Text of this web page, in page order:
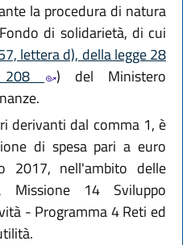
la procedura di natura
di solidarietà, di cui
lettera d), della legge 28
208
) del Ministero
derivanti dal comma 1, è
di spesa pari a euro
2017, nell'ambito delle
Missione 14 Sviluppo
- Programma 4 Reti ed